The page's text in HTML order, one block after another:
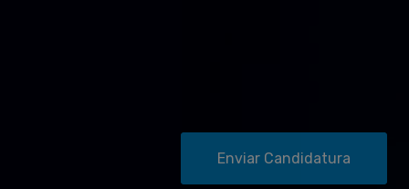
Enviar Candidatura